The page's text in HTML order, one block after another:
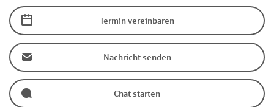
Termin vereinbaren
Nachricht senden
Chat starten